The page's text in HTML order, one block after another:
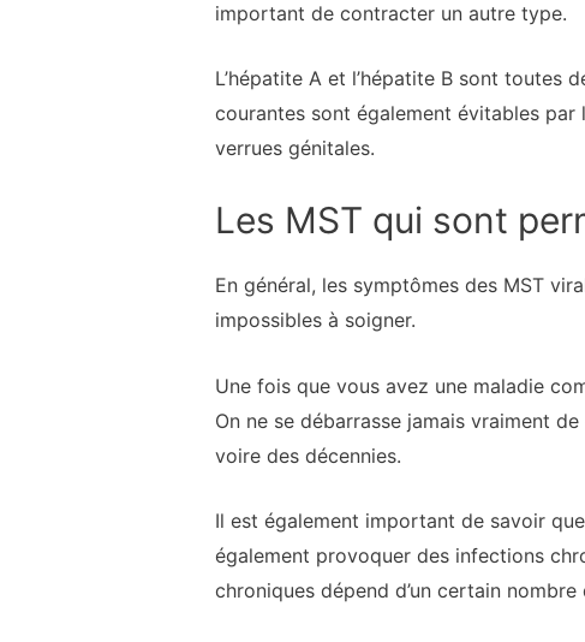
important de contracter un autre type.
L’hépatite A et l’hépatite B sont toutes
courantes sont également évitables
verrues génitales.
Les MST qui sont
En général, les symptômes des MST
impossibles à soigner.
Une fois que vous avez une maladie
On ne se débarrasse jamais vraiment
voire des décennies.
Il est également important de savoir
également provoquer des infections
chroniques dépend d’un certain